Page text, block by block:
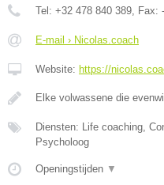
Tel: +32 478 840 389, Fax: -
E-mail › Nicolas.coach
Website: https://
Elke volwassene die
Diensten: Life coaching,
Psycholoog
Openingstijden ▼